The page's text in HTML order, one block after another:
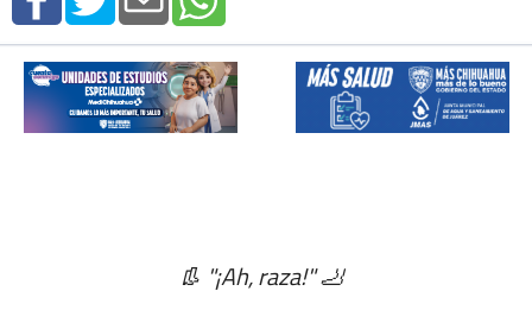
👢 "¡Ah, raza!" 🦶